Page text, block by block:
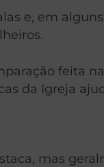
e, em
feita
da Igreja
mas